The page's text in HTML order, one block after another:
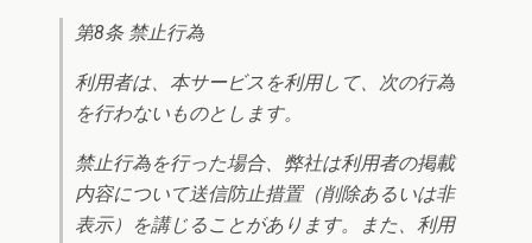
第8条 禁止行為
利用者は、本サービスを利用して、次の行為
を行わないものとします。
禁止行為を行った場合、弊社は利用者の掲載
内容について送信防止措置（削除あるいは非
表示）を講じることがあります。また、利用